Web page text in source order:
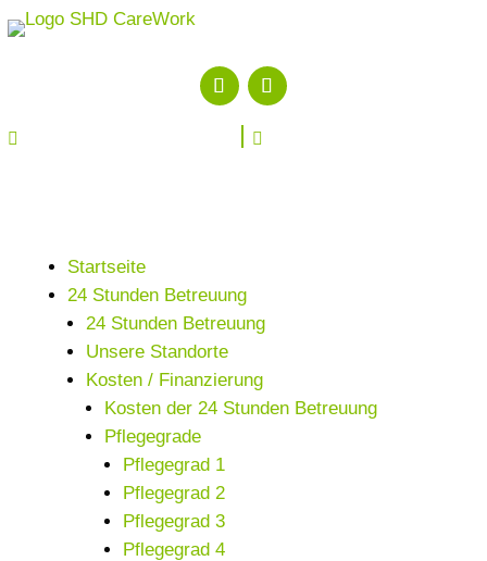
 
Startseite
24 Stunden Betreuung
24 Stunden Betreuung
Unsere Standorte
Kosten / Finanzierung
Kosten der 24 Stunden Betreuung
Pflegegrade
Pflegegrad 1
Pflegegrad 2
Pflegegrad 3
Pflegegrad 4